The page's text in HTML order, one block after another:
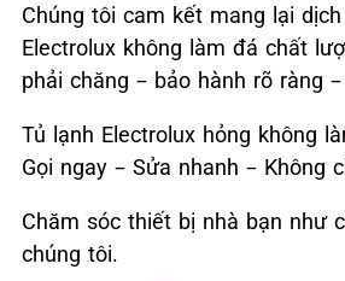
Chúng tôi cam kết mang lại
Electrolux không làm đá chất
phải chăng – bảo hành rõ ràng
Tủ lạnh Electrolux hỏng không
Gọi ngay – Sửa nhanh – Không
Chăm sóc thiết bị nhà bạn như
chúng tôi.